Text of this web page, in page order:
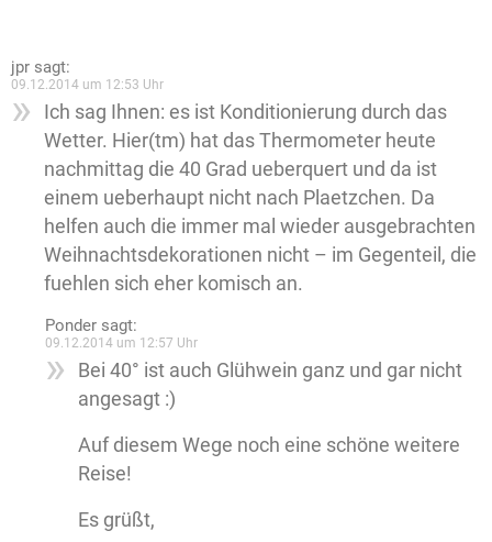
jpr sagt:
09.12.2014 um 12:53 Uhr
Ich sag Ihnen: es ist Konditionierung durch das
Wetter. Hier(tm) hat das Thermometer heute
nachmittag die 40 Grad ueberquert und da ist
einem ueberhaupt nicht nach Plaetzchen. Da
helfen auch die immer mal wieder ausgebrachten
Weihnachtsdekorationen nicht – im Gegenteil, die
fuehlen sich eher komisch an.
Ponder sagt:
09.12.2014 um 12:57 Uhr
Bei 40° ist auch Glühwein ganz und gar nicht
angesagt :)
Auf diesem Wege noch eine schöne weitere
Reise!
Es grüßt,